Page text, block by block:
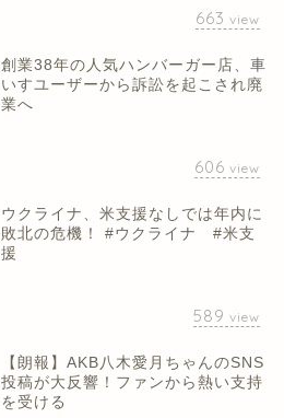
663 view
創業38年の人気ハンバーガー店、車
いすユーザーから訴訟を起こされ廃
業へ
606 view
ウクライナ、米支援なしでは年内に
敗北の危機！ #ウクライナ #米支
援
589 view
【朗報】AKB八木愛月ちゃんのSNS
投稿が大反響！ファンから熱い支持
を受ける